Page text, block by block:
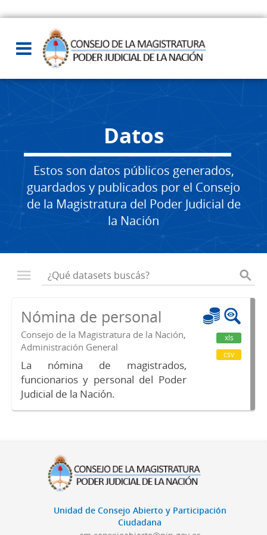
Datos
Estos son datos públicos generados,
guardados y publicados por el Consejo
de la Magistratura del Poder Judicial de
la Nación
Nómina de personal
Consejo de la Magistratura de la Nación,
Administración General
La nómina de magistrados,
funcionarios y personal del Poder
Judicial de la Nación.
xls
csv
Unidad de Consejo Abierto y Participación
Ciudadana